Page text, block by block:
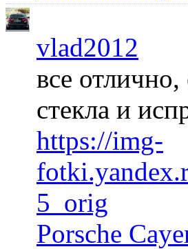
vlad2012
все
стекла и
https://img-
5_orig
Porsche